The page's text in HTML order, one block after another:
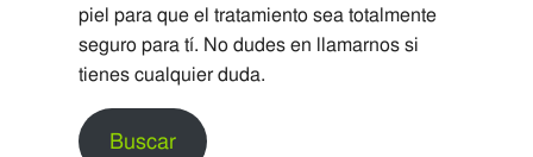
piel para que el tratamiento sea totalmente
seguro para tí. No dudes en llamarnos si
tienes cualquier duda.
Buscar